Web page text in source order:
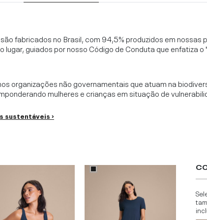
fabricados no Brasil, com 94,5% produzidos em nossas
guiados por nosso Código de Conduta que enfatiza o
organizações não governamentais que atuam na
mulheres e crianças em situação de
sustentáveis ›